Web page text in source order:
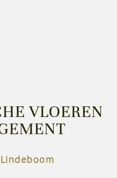
VLOEREN